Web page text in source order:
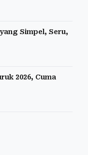
Simpel, Seru,
2026, Cuma